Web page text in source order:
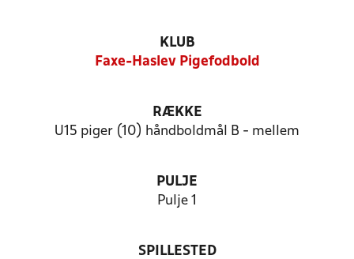
KLUB
Faxe-Haslev Pigefodbold
RÆKKE
U15 piger (10) håndboldmål B - mellem
PULJE
Pulje 1
SPILLESTED